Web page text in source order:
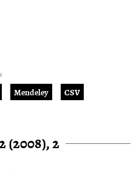
Mendeley CSV
(2008), 2